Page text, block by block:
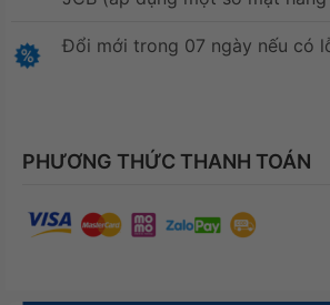
Đổi mới trong 07 ngày nếu có
PHƯƠNG THỨC THANH TOÁN